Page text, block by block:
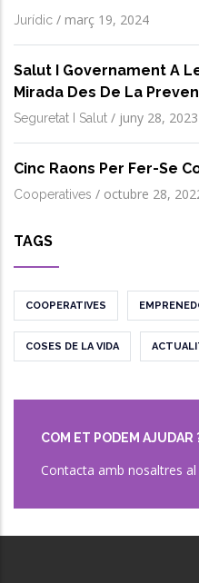
Jurídic / març 19, 2024
Salut I Governament A
Mirada Des De La
Seguretat I Salut / juny 28, 2023
Cinc Raons Per Fer-Se
Cooperatives / octubre 28,
TAGS
COOPERATIVES
COSES DE LA VIDA
COM ET PODEM AJUDAR
Contacta amb nosaltres